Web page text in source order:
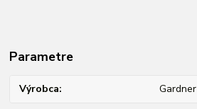
Parametre
Výrobca Gardner